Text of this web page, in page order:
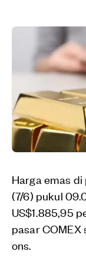
Harga emas
(7/6) pukul
US$1.885,95
pasar COMEX
ons.